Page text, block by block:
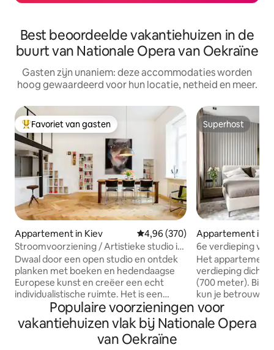
Best beoordeelde vakantiehuizen in de
buurt van Nationale Opera van Oekraïne
Gasten zijn unaniem: deze accommodaties worden
hoog gewaardeerd voor hun locatie, netheid en meer.
Topfavoriet van gasten
Favoriet van gasten
Appartement in Kiev Gemiddelde beoordeling van
4,96 (370)
Stroomvoorziening / Artistieke studio in
het centrum
Dwaal door een open studio en ontdek
planken met boeken en hedendaagse
Europese kunst en creëer een echt
individualistische ruimte. Het is een
inspirerende stedelijke schuilplaats en
een ideale uitvalsbasis voor het
verkennen van een historische stad. Het
atelier staat in het centrum van Kiev. De
Superhost
Superhost
Appartement in
6e verdieping
Chicago met
parkeergarage
Het appartement
verdieping dicht
(700 meter).
kun je
ondergrondse
trappen. Ramen
gewikkeld in het
Populaire voorzieningen voor
vakantiehuizen vlak bij Nationale Opera
van Oekraïne